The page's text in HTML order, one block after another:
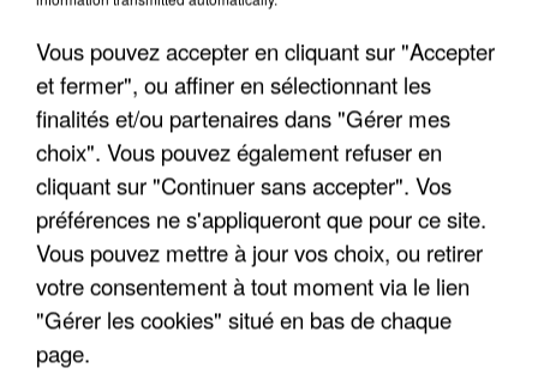
LES INTERVIEWS CHANTE
FRANCE
Voir plus
"JE SUIS À DISPOSITION DES
ENFOIRÉS"
Vous pouvez accepter en cliquant sur "Accepter
et fermer", ou affiner en sélectionnant les
finalités et/ou partenaires dans "Gérer mes
choix". Vous pouvez également refuser en
cliquant sur "Continuer sans accepter". Vos
préférences ne s'appliqueront que pour ce site.
Vous pouvez mettre à jour vos choix, ou retirer
votre consentement à tout moment via le lien
"Gérer les cookies" situé en bas de chaque
page.